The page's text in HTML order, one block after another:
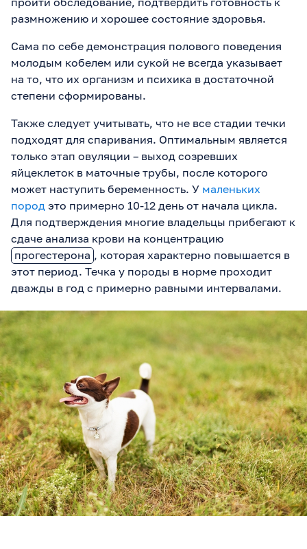
размножению и хорошее состояние здоровья.
Сама по себе демонстрация полового поведения
молодым кобелем или сукой не всегда указывает
на то, что их организм и психика в достаточной
степени сформированы.
Также следует учитывать, что не все стадии течки
подходят для спаривания. Оптимальным является
только этап овуляции – выход созревших
яйцеклеток в маточные трубы, после которого
может наступить беременность. У маленьких
пород это примерно 10-12 день от начала цикла.
Для подтверждения многие владельцы прибегают к
сдаче анализа крови на концентрацию
прогестерона , которая характерно повышается в
этот период. Течка у породы в норме проходит
дважды в год с примерно равными интервалами.